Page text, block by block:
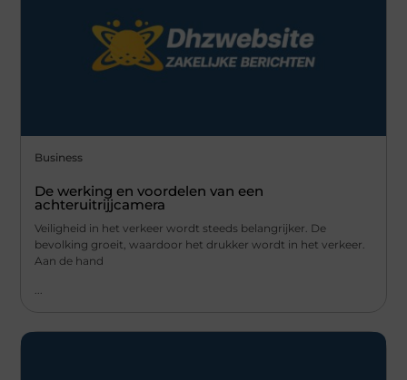
Business
De werking en voordelen van een
achteruitrijjcamera
Veiligheid in het verkeer wordt steeds belangrijker. De
bevolking groeit, waardoor het drukker wordt in het verkeer.
Aan de hand
...